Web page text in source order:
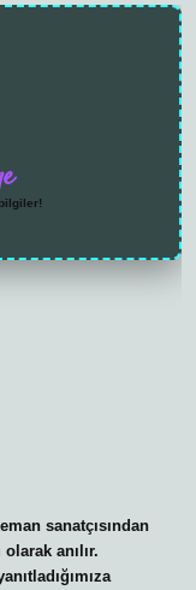
sanatçısından
anılır.